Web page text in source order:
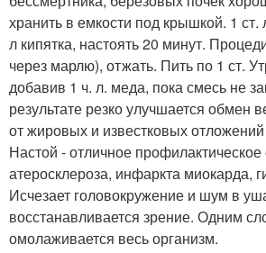
хранить в емкости под крышкой. 1 ст.
л кипятка, настоять 20 минут.
через марлю), отжать. Пить по 1 ст.
добавив 1 ч. л. меда, пока смесь не
результате резко улучшается обмен
от жировых и известковых
Настой - отличное профилактическое
атеросклероза, инфаркта миокарда,
Исчезает головокружение и шум в
восстанавливается зрение. Одним
омолаживается весь организм.